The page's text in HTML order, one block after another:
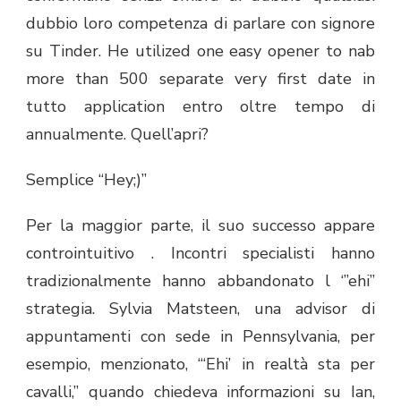
dubbio loro competenza di parlare con signore
su Tinder. He utilized one easy opener to nab
more than 500 separate very first date in
tutto application entro oltre tempo di
annualmente. Quell’apri?
Semplice “Hey;)”
Per la maggior parte, il suo successo appare
controintuitivo . Incontri specialisti hanno
tradizionalmente hanno abbandonato l ‘”ehi”
strategia. Sylvia Matsteen, una advisor di
appuntamenti con sede in Pennsylvania, per
esempio, menzionato, “‘Ehi’ in realtà sta per
cavalli,” quando chiedeva informazioni su Ian,